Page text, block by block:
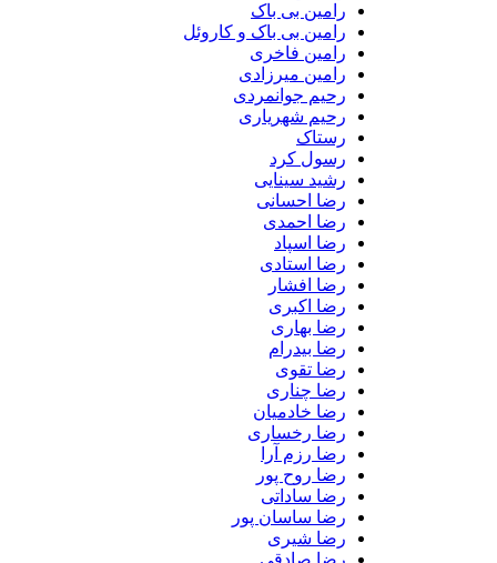
رامین بی باک
رامین بی باک و کاروئل
رامین فاخری
رامین میرزادی
رحیم جوانمردی
رحیم شهریاری
رستاک
رسول کرد
رشید سینایی
رضا احسانی
رضا احمدی
رضا اسپاد
رضا استادی
رضا افشار
رضا اکبری
رضا بهاری
رضا بیدرام
رضا تقوی
رضا چناری
رضا خادمیان
رضا رخساری
رضا رزم آرا
رضا روح پور
رضا ساداتی
رضا ساسان پور
رضا شیری